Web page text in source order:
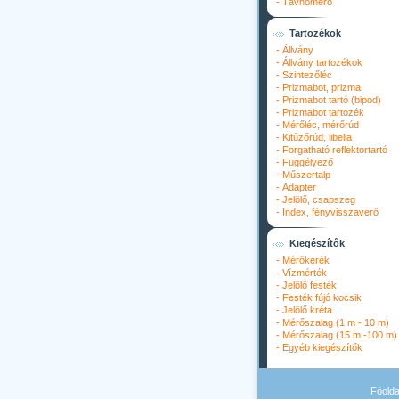
Tartozékok
- Állvány
- Állvány tartozékok
- Szintezőléc
- Prizmabot, prizma
- Prizmabot tartó (bipod)
- Prizmabot tartozék
- Mérőléc, mérőrúd
- Kitűzőrúd, libella
- Forgatható reflektortartó
- Függélyező
- Műszertalp
- Adapter
- Jelölő, csapszeg
- Index, fényvisszaverő
Kiegészítők
- Mérőkerék
- Vízmérték
- Jelölő festék
- Festék fújó kocsik
- Jelölő kréta
- Mérőszalag (1 m - 10 m)
- Mérőszalag (15 m -100 m)
- Egyéb kiegészítők